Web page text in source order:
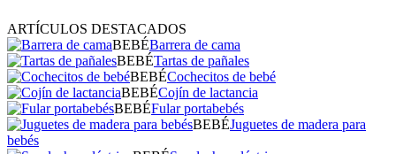
ARTÍCULOS DESTACADOS
BEBÉBarrera de cama
BEBÉTartas de pañales
BEBÉCochecitos de bebé
BEBÉCojín de lactancia
BEBÉFular portabebés
BEBÉJuguetes de madera para
bebés